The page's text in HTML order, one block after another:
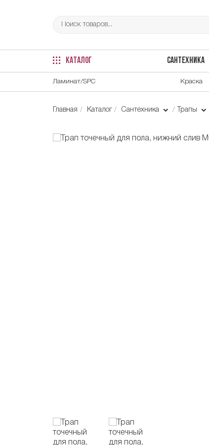
КАТАЛОГ САНТЕХНИКА
Ламинат/SPC Краска
Главная Каталог Сантехника Трапы